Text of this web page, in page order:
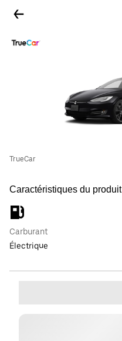
TrueCar
Caractéristiques du produit
Carburant
Électrique